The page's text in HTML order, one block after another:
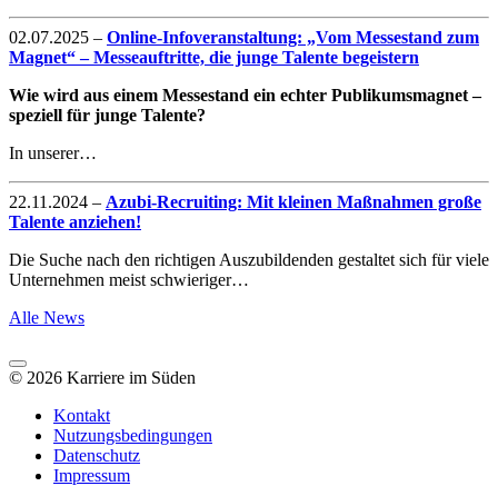
02.07.2025 – Online-Infoveranstaltung: „Vom Messestand zum
Magnet“ – Messeauftritte, die junge Talente begeistern
Wie wird aus einem Messestand ein echter Publikumsmagnet –
speziell für junge Talente?
In unserer…
22.11.2024 – Azubi-Recruiting: Mit kleinen Maßnahmen große
Talente anziehen!
Die Suche nach den richtigen Auszubildenden gestaltet sich für viele
Unternehmen meist schwieriger…
Alle News
© 2026 Karriere im Süden
Kontakt
Nutzungsbedingungen
Datenschutz
Impressum